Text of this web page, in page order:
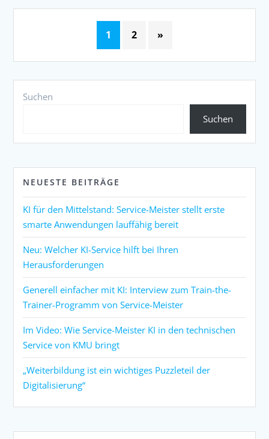
1 2 »
Suchen
Suchen
NEUESTE BEITRÄGE
KI für den Mittelstand: Service-Meister stellt erste
smarte Anwendungen lauffähig bereit
Neu: Welcher KI-Service hilft bei Ihren
Herausforderungen
Generell einfacher mit KI: Interview zum Train-the-
Trainer-Programm von Service-Meister
Im Video: Wie Service-Meister KI in den technischen
Service von KMU bringt
„Weiterbildung ist ein wichtiges Puzzleteil der
Digitalisierung“